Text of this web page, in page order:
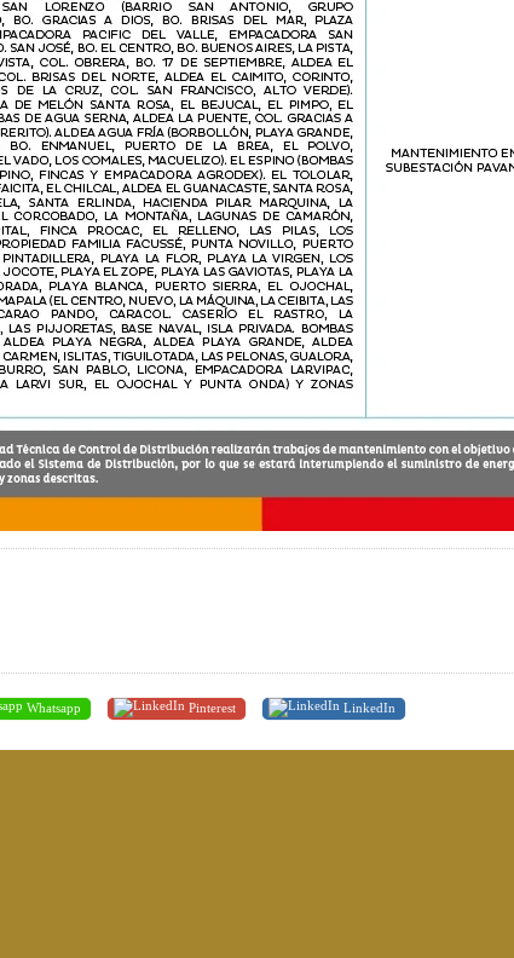
Whatsapp Pinterest LinkedIn